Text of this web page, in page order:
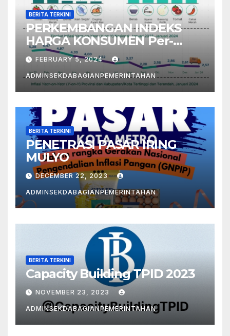
BERITA TERKINI
PERKEMBANGAN INDEKS
HARGA KONSUMEN Per-
Januari 2024
FEBRUARY 5, 2024
ADMINSEKDABAGIANPEMERINTAHAN
BERITA TERKINI
PENETRASI PASAR IRING
MULYO
DECEMBER 22, 2023
ADMINSEKDABAGIANPEMERINTAHAN
BERITA TERKINI
Capacity Building TPID 2023
NOVEMBER 23, 2023
ADMINSEKDABAGIANPEMERINTAHAN